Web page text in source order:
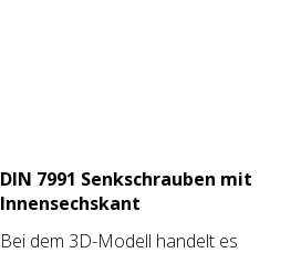
DIN 7991 Senkschrauben mit
Innensechskant
Bei dem 3D-Modell handelt es